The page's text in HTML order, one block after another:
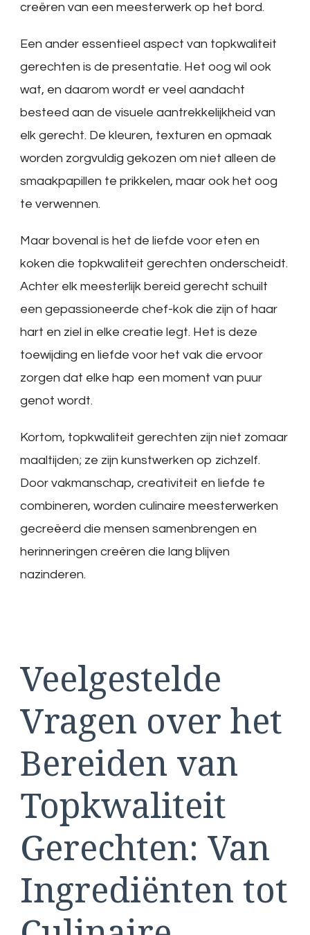
creëren van een meesterwerk op het bord.
Een ander essentieel aspect van topkwaliteit
gerechten is de presentatie. Het oog wil ook
wat, en daarom wordt er veel aandacht
besteed aan de visuele aantrekkelijkheid van
elk gerecht. De kleuren, texturen en opmaak
worden zorgvuldig gekozen om niet alleen de
smaakpapillen te prikkelen, maar ook het oog
te verwennen.
Maar bovenal is het de liefde voor eten en
koken die topkwaliteit gerechten onderscheidt.
Achter elk meesterlijk bereid gerecht schuilt
een gepassioneerde chef-kok die zijn of haar
hart en ziel in elke creatie legt. Het is deze
toewijding en liefde voor het vak die ervoor
zorgen dat elke hap een moment van puur
genot wordt.
Kortom, topkwaliteit gerechten zijn niet zomaar
maaltijden; ze zijn kunstwerken op zichzelf.
Door vakmanschap, creativiteit en liefde te
combineren, worden culinaire meesterwerken
gecreëerd die mensen samenbrengen en
herinneringen creëren die lang blijven
nazinderen.
Veelgestelde
Vragen over het
Bereiden van
Topkwaliteit
Gerechten: Van
Ingrediënten tot